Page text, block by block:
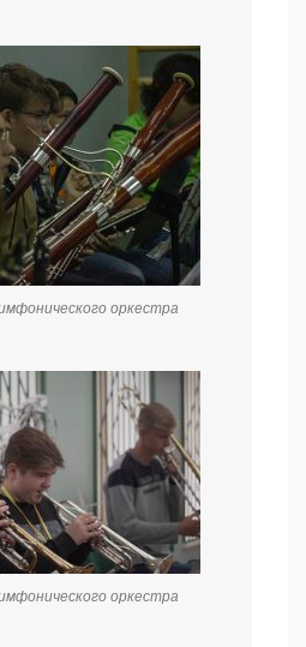
оркестра
оркестра